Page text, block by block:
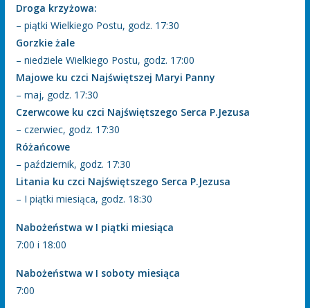
Droga krzyżowa:
– piątki Wielkiego Postu, godz. 17:30
Gorzkie żale
– niedziele Wielkiego Postu, godz. 17:00
Majowe ku czci Najświętszej Maryi Panny
– maj, godz. 17:30
Czerwcowe ku czci Najświętszego Serca P.Jezusa
– czerwiec, godz. 17:30
Różańcowe
– październik, godz. 17:30
Litania ku czci Najświętszego Serca P.Jezusa
– I piątki miesiąca, godz. 18:30
Nabożeństwa w I piątki miesiąca
7:00 i 18:00
Nabożeństwa w I soboty miesiąca
7:00